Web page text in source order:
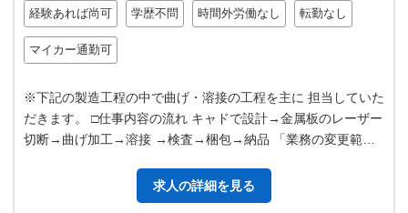
経験あれば尚可 学歴不問 時間外労働なし 転勤なし
マイカー通勤可
※下記の製造工程の中で曲げ・溶接の工程を主に 担当していた
だきます。 □仕事内容の流れ キャドで設計→金属板のレーザー
切断→曲げ加工→溶接 →検査→梱包→納品 「業務の変更範
求人の詳細を見る